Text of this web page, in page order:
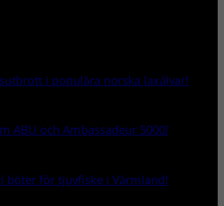
i populära norska laxälvar!
ABU och Ambassadeur 5000!
böter för tjuvfiske i Värmland!